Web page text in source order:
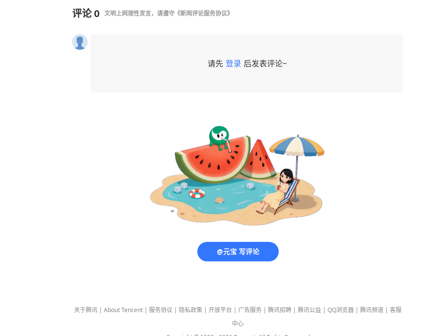
评论0 文明上网理性发言，请遵守 《新闻评论服务协议》
请先 登录 后发表评论~
@元宝 写评论
关于腾讯 | About Tencent | 服务协议 | 隐私政策 | 开放平台 | 广告服务 | 腾讯招聘 | 腾讯公益 | QQ浏览器 | 腾讯频道 | 客服
中心